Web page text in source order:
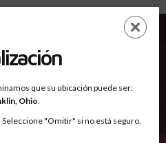
Condados Reconocidos
EN
Reconocidos
que su ubicación puede ser:
Ohio.
"Omitir" si no está seguro.